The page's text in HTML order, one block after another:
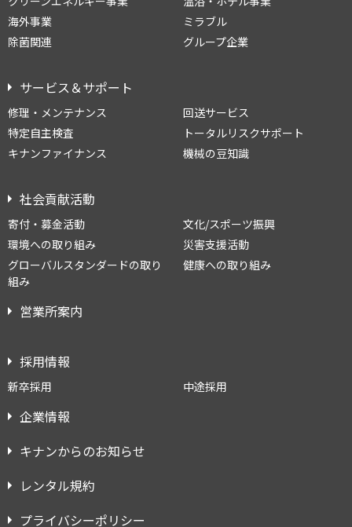
海外事業
ミラブル
除菌関連
グループ企業
サービス＆サポート
修理・メンテナンス
回送サービス
特定自主検査
トータルリスクサポート
キナンファイナンス
機械の豆知識
社会貢献活動
寄付・募金活動
文化/スポーツ振興
環境への取り組み
災害支援活動
グローバルスタンダードの取り
組み
健康への取り組み
営業所案内
採用情報
新卒採用 中途採用
企業情報
キナンからのお知らせ
レンタル規約
プライバシーポリシー